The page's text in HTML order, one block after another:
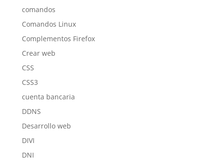
comandos
Comandos Linux
Complementos Firefox
Crear web
CSS
CSS3
cuenta bancaria
DDNS
Desarrollo web
DIVI
DNI